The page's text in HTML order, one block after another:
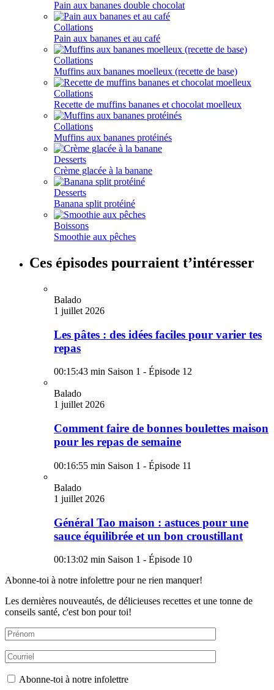
Pain aux bananes double chocolat
Collations
Pain aux bananes et au café
Collations
Muffins aux bananes moelleux (recette de base)
Collations
Recette de muffins bananes et chocolat moelleux
Collations
Muffins aux bananes protéinés
Desserts
Crème glacée à la banane
Desserts
Banana split protéiné
Boissons
Smoothie aux pêches
Ces épisodes pourraient t’intéresser
Balado
1 juillet 2026
Les pâtes : des idées faciles pour varier tes
repas
00:15:43 min Saison 1 - Épisode 12
Balado
1 juillet 2026
Comment faire de bonnes boulettes maison
pour les repas de semaine
00:16:55 min Saison 1 - Épisode 11
Balado
1 juillet 2026
Général Tao maison : astuces pour une
sauce équilibrée et un bon croustillant
00:13:02 min Saison 1 - Épisode 10
Abonne-toi à notre infolettre pour ne rien manquer!
Les dernières nouveautés, de délicieuses recettes et une tonne de
conseils santé, c'est bon pour toi!
Abonne-toi à notre infolettre